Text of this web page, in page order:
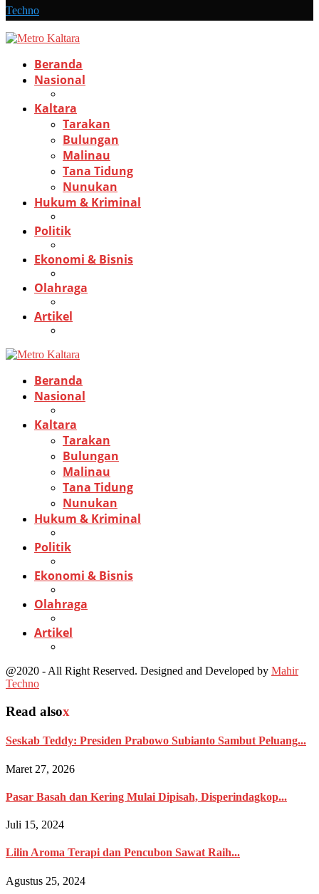
Techno
Beranda
Nasional
Kaltara
Tarakan
Bulungan
Malinau
Tana Tidung
Nunukan
Hukum & Kriminal
Politik
Ekonomi & Bisnis
Olahraga
Artikel
Beranda
Nasional
Kaltara
Tarakan
Bulungan
Malinau
Tana Tidung
Nunukan
Hukum & Kriminal
Politik
Ekonomi & Bisnis
Olahraga
Artikel
@2020 - All Right Reserved. Designed and Developed by Mahir
Techno
Read alsox
Seskab Teddy: Presiden Prabowo Subianto Sambut Peluang...
Maret 27, 2026
Pasar Basah dan Kering Mulai Dipisah, Disperindagkop...
Juli 15, 2024
Lilin Aroma Terapi dan Pencubon Sawat Raih...
Agustus 25, 2024